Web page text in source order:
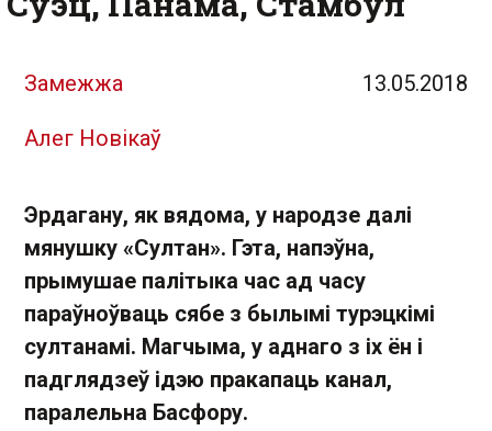
Замежжа 13.05.2018
Алег Новікаў
Эрдагану, як вядома, у народзе далі
мянушку «Султан». Гэта, напэўна,
прымушае палітыка час ад часу
параўноўваць сябе з былымі турэцкімі
султанамі. Магчыма, у аднаго з іх ён і
падглядзеў ідэю пракапаць канал,
паралельна Басфору.